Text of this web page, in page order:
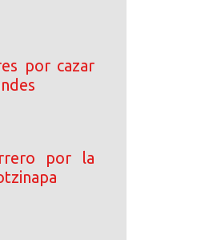
por cazar
por la